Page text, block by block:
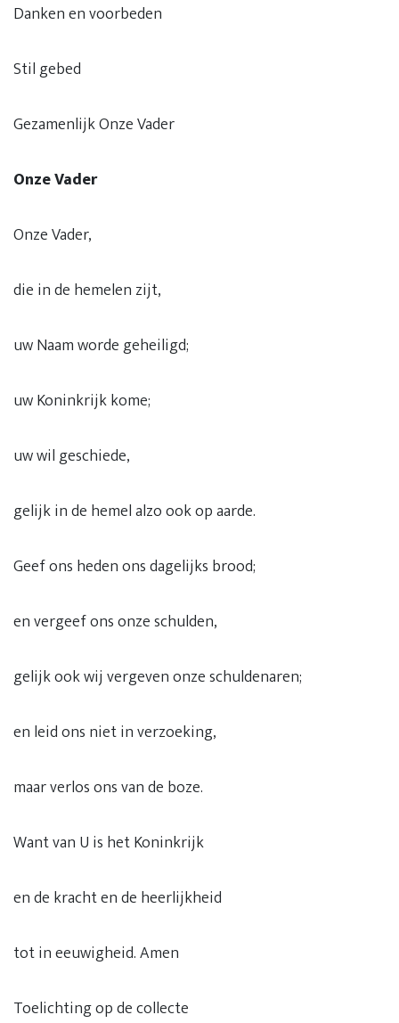
Danken en voorbeden
Stil gebed
Gezamenlijk Onze Vader
Onze Vader
Onze Vader,
die in de hemelen zijt,
uw Naam worde geheiligd;
uw Koninkrijk kome;
uw wil geschiede,
gelijk in de hemel alzo ook op aarde.
Geef ons heden ons dagelijks brood;
en vergeef ons onze schulden,
gelijk ook wij vergeven onze schuldenaren;
en leid ons niet in verzoeking,
maar verlos ons van de boze.
Want van U is het Koninkrijk
en de kracht en de heerlijkheid
tot in eeuwigheid. Amen
Toelichting op de collecte